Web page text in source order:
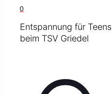
0
Entspannung für Teens
beim TSV Griedel